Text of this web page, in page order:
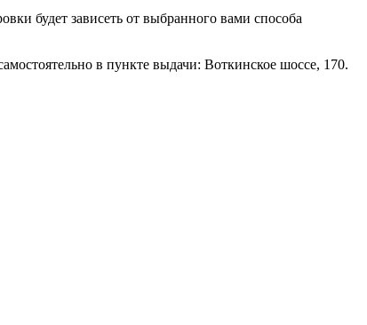
будет зависеть от выбранного вами способа
в пункте выдачи: Воткинское шоссе, 170.